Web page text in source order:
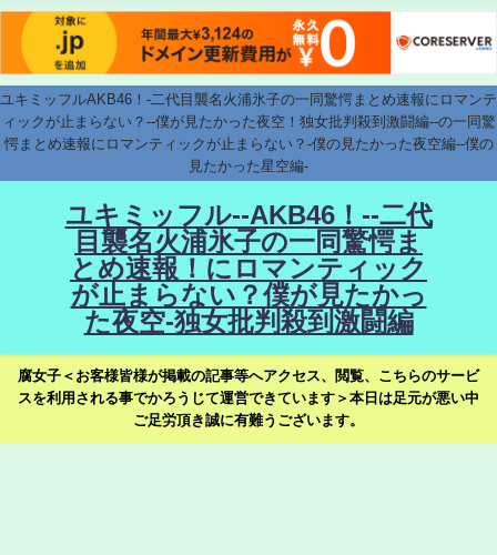
ユキミッフルAKB46！-二代目襲名火浦氷子の一同驚愕まとめ速報にロマンテ
ィックが止まらない？--僕が見たかった夜空！独女批判殺到激闘編--の一同驚
愕まとめ速報にロマンティックが止まらない？-僕の見たかった夜空編--僕の
見たかった星空編-
ユキミッフル--AKB46！--二代
目襲名火浦氷子の一同驚愕ま
とめ速報！にロマンティック
が止まらない？僕が見たかっ
た夜空-独女批判殺到激闘編
腐女子＜お客様皆様が掲載の記事等へアクセス、閲覧、こちらのサービ
スを利用される事でかろうじて運営できています＞本日は足元が悪い中
ご足労頂き誠に有難うございます。